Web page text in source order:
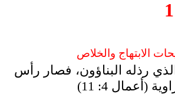
الابتهاج والخلاص
رذله البناؤون، فصار رأس
(أعمال 4: 11)